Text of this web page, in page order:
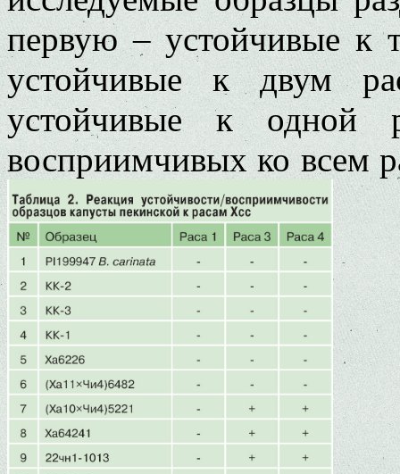
первую – устойчивые
устойчивые к двум
устойчивые к
восприимчивых ко всем